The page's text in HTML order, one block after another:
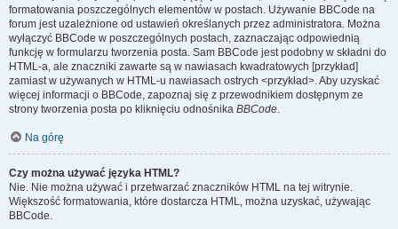
formatowania poszczególnych elementów w postach. Używanie BBCode na
forum jest uzależnione od ustawień określanych przez administratora. Można
wyłączyć BBCode w poszczególnych postach, zaznaczając odpowiednią
funkcję w formularzu tworzenia posta. Sam BBCode jest podobny w składni do
HTML-a, ale znaczniki zawarte są w nawiasach kwadratowych [przykład]
zamiast w używanych w HTML-u nawiasach ostrych <przykład>. Aby uzyskać
więcej informacji o BBCode, zapoznaj się z przewodnikiem dostępnym ze
strony tworzenia posta po kliknięciu odnośnika BBCode.
Na górę
Czy można używać języka HTML?
Nie. Nie można używać i przetwarzać znaczników HTML na tej witrynie.
Większość formatowania, które dostarcza HTML, można uzyskać, używając
BBCode.